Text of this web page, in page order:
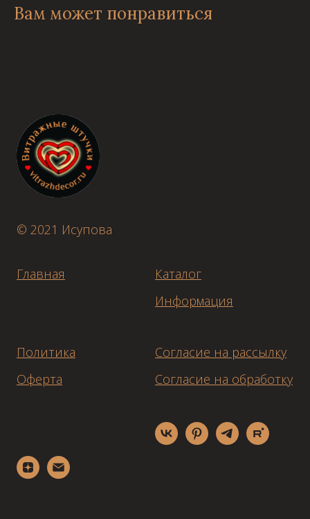
Вам может понравиться
© 2021 Исупова
Главная
Каталог
Информация
Политика
Оферта
Согласие на рассылку
Согласие на обработку